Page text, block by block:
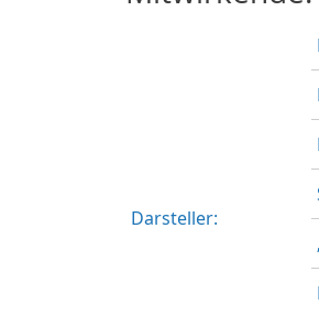
Darsteller: